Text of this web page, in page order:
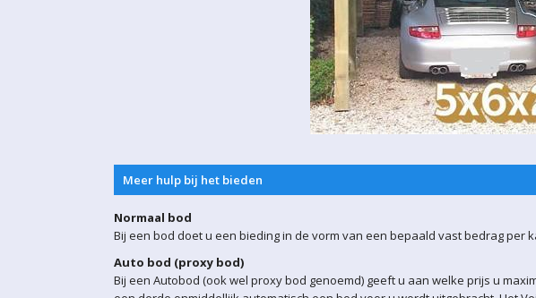
Meer hulp bij het bieden
Normaal bod
Bij een bod doet u een bieding in de vorm van een bepaald vast bedrag per
Auto bod (proxy bod)
Bij een Autobod (ook wel proxy bod genoemd) geeft u aan welke prijs u